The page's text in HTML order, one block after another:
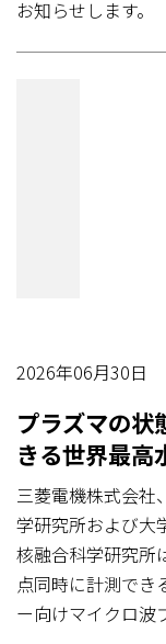
お知らせします。
2026年06月30日
プラズマの状
きる世界最高
三菱電機株式会社
学研究所および大
核融合科学研究所
点同時に計測でき
ー向けマイクロ波